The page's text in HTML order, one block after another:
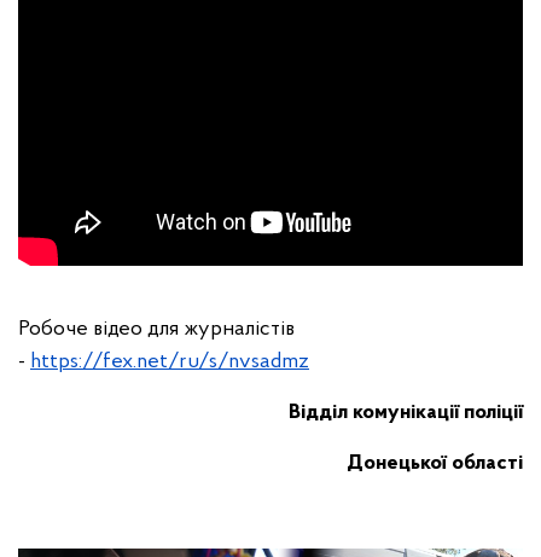
Робоче відео для журналістів
- https://fex.net/ru/s/nvsadmz
Відділ комунікації поліції
Донецької області